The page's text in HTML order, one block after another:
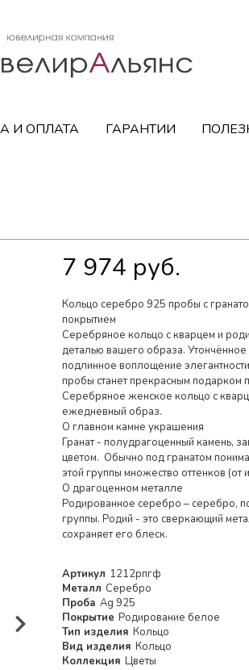
И ОПЛАТА ГАРАНТИИ
7 974 руб.
Кольцо серебро 925 пробы с
покрытием
Серебряное кольцо с кварцем и
деталью вашего образа.
подлинное воплощение
пробы станет прекрасным
Серебряное женское кольцо с
ежедневный образ.
О главном камне украшения
Гранат - полудрагоценный камень,
цветом. Обычно под гранатом
этой группы множество оттенков
О драгоценном металле
Родированное серебро – серебро,
группы. Родий - это сверкающий
сохраняет его блеск.
Артикул 1212рпгф
Металл Серебро
Проба Ag 925
Покрытие Родирование белое
Тип изделия Кольцо
Вид изделия Кольцо
Коллекция Цветы